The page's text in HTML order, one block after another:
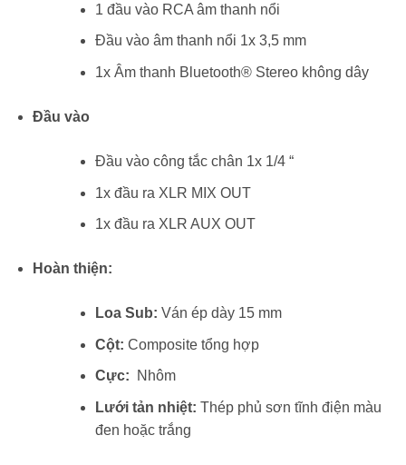
1 đầu vào RCA âm thanh nổi
Đầu vào âm thanh nổi 1x 3,5 mm
1x Âm thanh Bluetooth® Stereo không dây
Đầu vào
Đầu vào công tắc chân 1x 1/4 “
1x đầu ra XLR MIX OUT
1x đầu ra XLR AUX OUT
Hoàn thiện:
Loa Sub: Ván ép dày 15 mm
Cột: Composite tổng hợp
Cực: Nhôm
Lưới tản nhiệt: Thép phủ sơn tĩnh điện màu
đen hoặc trắng